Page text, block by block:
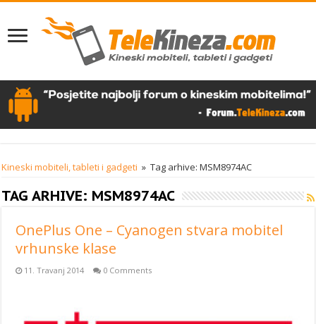
Kineski mobiteli, tableti i gadgeti » Tag arhive: MSM8974AC
TAG ARHIVE: MSM8974AC
OnePlus One – Cyanogen stvara mobitel
vrhunske klase
11. Travanj 2014 0 Comments